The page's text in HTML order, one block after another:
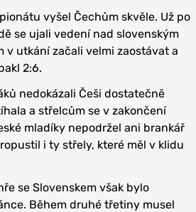
vyšel Čechům skvěle. Už po
se ujali vedení nad slovenským
v utkání začali velmi zaostávat a
2:6.
nedokázali Češi dostatečně
a střelcům se v zakončení
mladíky nepodržel ani brankář
i ty střely, které měl v klidu
se Slovenskem však bylo
Během druhé třetiny musel